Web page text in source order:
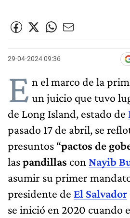
29-04-2024 09:36
E n el marco de la
un juicio que tuvo
de Long Island, estado de
pasado 17 de abril, se
presuntos “pactos de
laspandillas con Nayib
asumir su primer
presidente de El Salvador
se inició en 2020 cuando